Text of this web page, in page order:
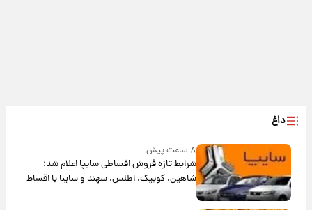
داغ
۸ ساعت پیش
شرایط تازه فروش اقساطی سایپا اعلام شد؛
شاهین، کوییک، اطلس، سهند و ساینا با اقساط
بلندمدت + جدول